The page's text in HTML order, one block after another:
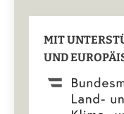
MIT
UND